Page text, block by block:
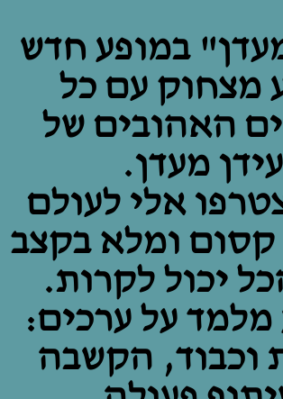
במופע חדש
מצחוק עם כל
האהובים של
עידן מעדן.
אלי לעולם
קסום ומלא בקצב
יכול לקרות.
מלמד על ערכים:
וכבוד, הקשבה